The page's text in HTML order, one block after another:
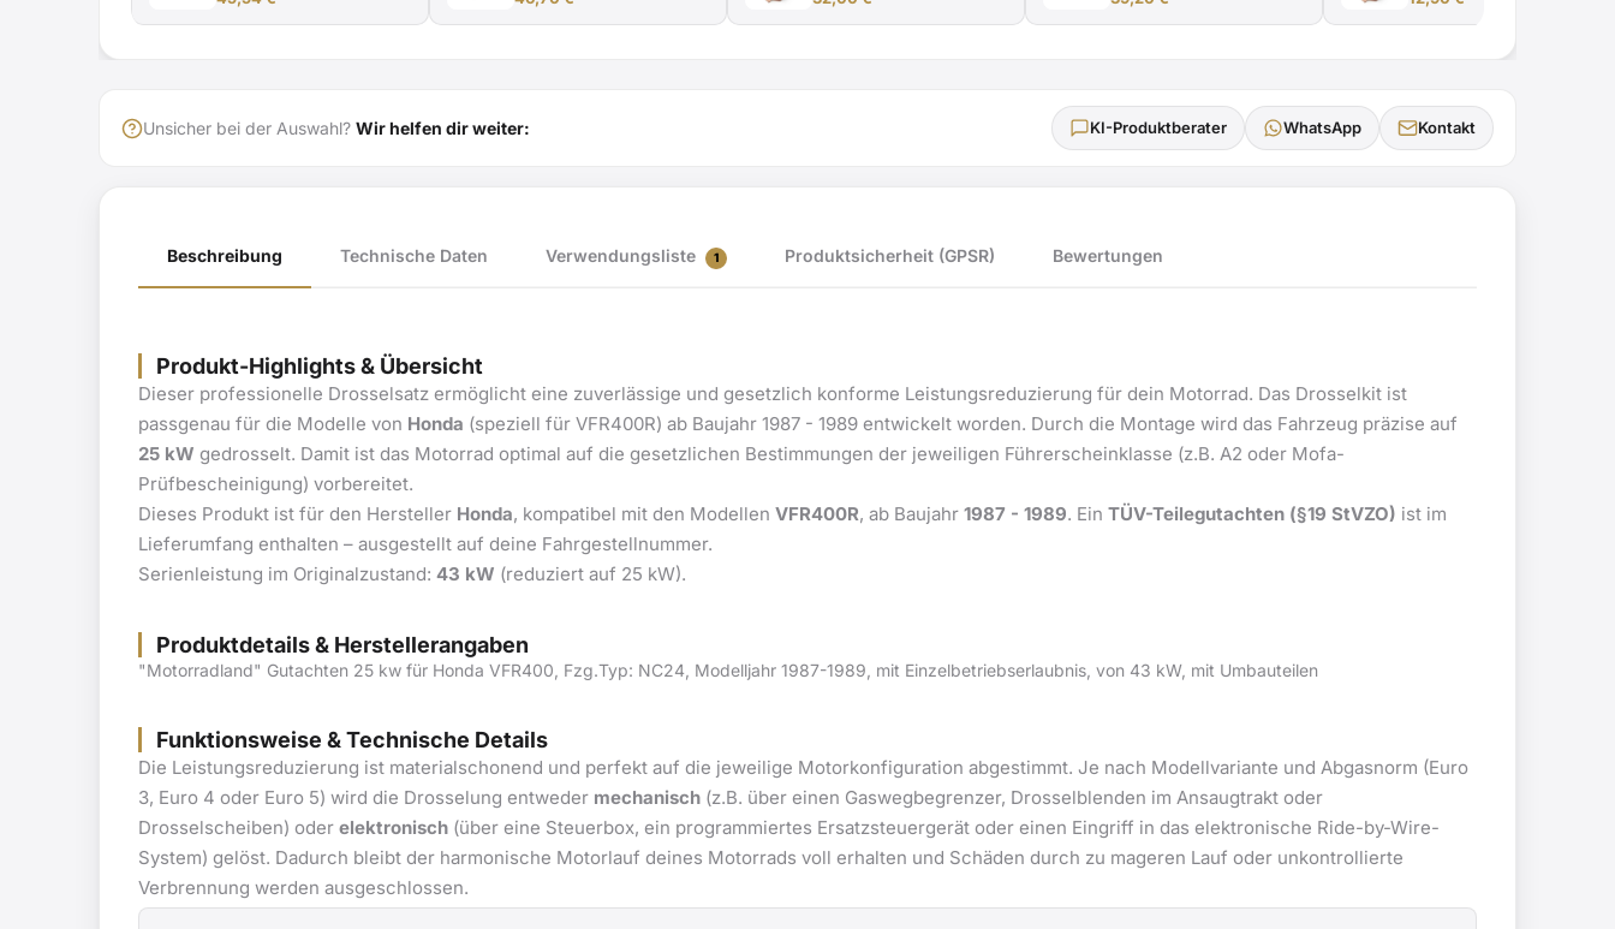
Unsicher bei der Auswahl? Wir helfen dir weiter: KI-Produktberater WhatsApp Kontakt
Beschreibung Technische Daten Verwendungsliste 1 Produktsicherheit (GPSR) Bewertungen
Produkt-Highlights & Übersicht
Dieser professionelle Drosselsatz ermöglicht eine zuverlässige und gesetzlich konforme Leistungsreduzierung für dein Motorrad. Das Drosselkit ist
passgenau für die Modelle von Honda (speziell für VFR400R) ab Baujahr 1987 - 1989 entwickelt worden. Durch die Montage wird das Fahrzeug präzise auf
25 kW gedrosselt. Damit ist das Motorrad optimal auf die gesetzlichen Bestimmungen der jeweiligen Führerscheinklasse (z.B. A2 oder Mofa-
Prüfbescheinigung) vorbereitet.
Dieses Produkt ist für den Hersteller Honda, kompatibel mit den Modellen VFR400R, ab Baujahr 1987 - 1989. Ein TÜV-Teilegutachten (§19 StVZO) ist im
Lieferumfang enthalten – ausgestellt auf deine Fahrgestellnummer.
Serienleistung im Originalzustand: 43 kW (reduziert auf 25 kW).
Produktdetails & Herstellerangaben
"Motorradland" Gutachten 25 kw für Honda VFR400, Fzg.Typ: NC24, Modelljahr 1987-1989, mit Einzelbetriebserlaubnis, von 43 kW, mit Umbauteilen
Funktionsweise & Technische Details
Die Leistungsreduzierung ist materialschonend und perfekt auf die jeweilige Motorkonfiguration abgestimmt. Je nach Modellvariante und Abgasnorm (Euro
3, Euro 4 oder Euro 5) wird die Drosselung entweder mechanisch (z.B. über einen Gaswegbegrenzer, Drosselblenden im Ansaugtrakt oder
Drosselscheiben) oder elektronisch (über eine Steuerbox, ein programmiertes Ersatzsteuergerät oder einen Eingriff in das elektronische Ride-by-Wire-
System) gelöst. Dadurch bleibt der harmonische Motorlauf deines Motorrads voll erhalten und Schäden durch zu mageren Lauf oder unkontrollierte
Verbrennung werden ausgeschlossen.